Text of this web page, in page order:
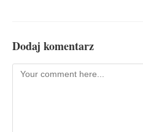
Dodaj komentarz